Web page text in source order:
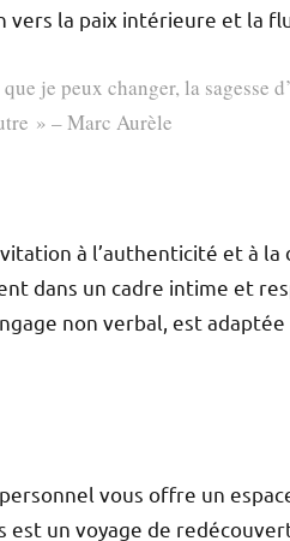
la paix intérieure et la
je peux changer, la sagesse
» – Marc Aurèle
à l’authenticité et à
dans un cadre intime et
non verbal, est
vous offre un
est un voyage de